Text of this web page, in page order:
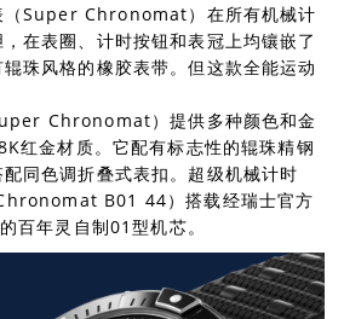
（Super Chronomat）在所有机械计
在表圈、计时按钮和表冠上均镶嵌了
珠风格的橡胶表带。但这款全能运动
Chronomat）提供多种颜色和金
红金材质。它配有标志性的辊珠精钢
同色调折叠式表扣。超级机械计时
B01 44）搭载经瑞士官方
百年灵自制01型机芯。